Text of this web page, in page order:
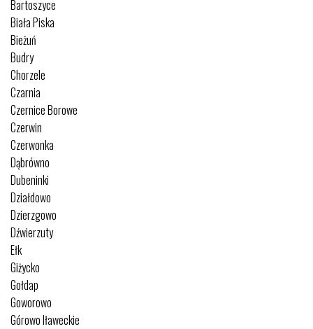
Bartoszyce
Biała Piska
Bieżuń
Budry
Chorzele
Czarnia
Czernice Borowe
Czerwin
Czerwonka
Dąbrówno
Dubeninki
Działdowo
Dzierzgowo
Dźwierzuty
Ełk
Giżycko
Gołdap
Goworowo
Górowo Iławeckie